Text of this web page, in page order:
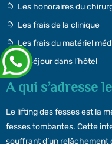
Les honoraires du
Les frais de la clinique
Les frais du matériel
Le séjour dans l’hôtel
A qui s’adresse
Le lifting des fesses est la
fesses tombantes. Cette
souffrant d’un relâchement